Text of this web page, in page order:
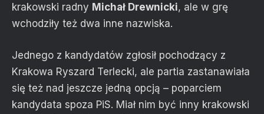
krakowski radny Michał Drewnicki, ale w grę
wchodziły też dwa inne nazwiska.
Jednego z kandydatów zgłosił pochodzący z
Krakowa Ryszard Terlecki, ale partia zastanawiała
się też nad jeszcze jedną opcją – poparciem
kandydata spoza PiS. Miał nim być inny krakowski